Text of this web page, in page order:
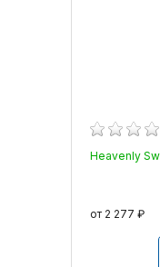
Heavenly
от 2 277 ₽